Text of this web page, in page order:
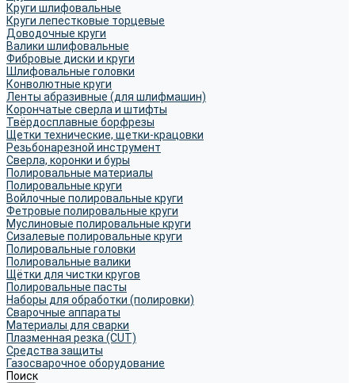
Круги шлифовальные
Круги лепестковые торцевые
Доводочные круги
Валики шлифовальные
Фибровые диски и круги
Шлифовальные головки
Конволютные круги
Ленты абразивные (для шлифмашин)
Корончатые сверла и штифты
Твёрдосплавные борфрезы
Щетки технические, щетки-крацовки
Резьбонарезной инструмент
Сверла, коронки и буры
Полировальные материалы
Полировальные круги
Войлочные полировальные круги
Фетровые полировальные круги
Муслиновые полировальные круги
Cизалевые полировальные круги
Полировальные головки
Полировальные валики
Щётки для чистки кругов
Полировальные пасты
Наборы для обработки (полировки)
Сварочные аппараты
Материалы для сварки
Плазменная резка (CUT)
Средства защиты
Газосварочное оборудование
Поиск